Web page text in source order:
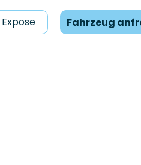
Expose Fahrzeug